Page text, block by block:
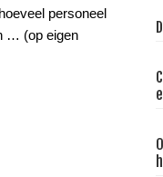
personeel
… (op eigen